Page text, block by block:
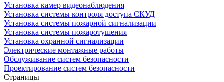
Установка камер видеонаблюдения
Установка системы контроля доступа СКУД
Установка системы пожарной сигнализации
Установка системы пожаротушения
Установка охранной сигнализации
Электрические монтажные работы
Обслуживание систем безопасности
Проектирование систем безопасности
Страницы